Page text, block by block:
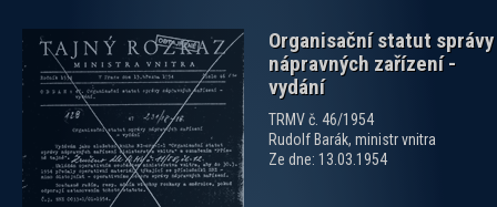
Organisační statut správy
nápravných zařízení -
vydání
TRMV č. 46/1954
Rudolf Barák, ministr vnitra
Ze dne: 13.03.1954
zobrazit PDF dokument